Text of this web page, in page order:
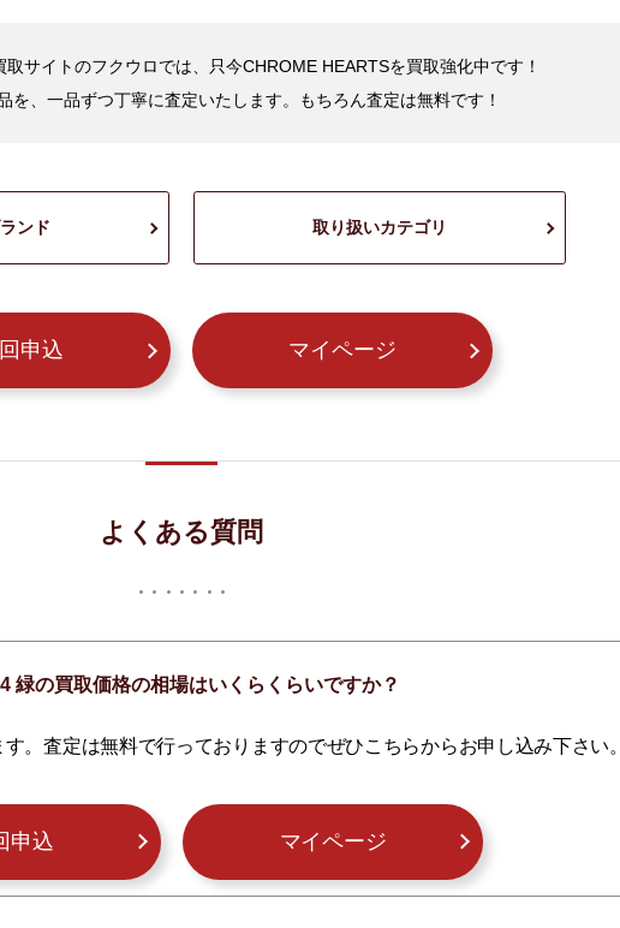
サイトのフクウロでは、只今CHROME HEARTSを買取強化中です！
を、一品ずつ丁寧に査定いたします。もちろん査定は無料です！
ンド 取り扱いカテゴリ
申込 マイページ
よくある質問
緑の買取価格の相場はいくらくらいですか？
。査定は無料で行っておりますのでぜひこちらからお申し込み下さい。
申込 マイページ